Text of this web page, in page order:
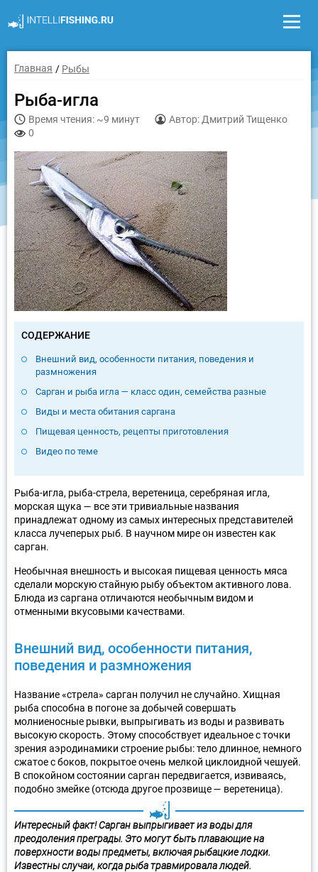
Главная Рыбы
Рыба-игла
Время чтения: ~9 минут
Автор: Дмитрий Тищенко
0
СОДЕРЖАНИЕ
Внешний вид, особенности питания, поведения и
размножения
Сарган и рыба игла — класс один, семейства разные
Виды и места обитания саргана
Пищевая ценность, рецепты приготовления
Видео по теме
Рыба-игла, рыба-стрела, веретеница, серебряная игла,
морская щука — все эти тривиальные названия
принадлежат одному из самых интересных представителей
класса лучеперых рыб. В научном мире он известен как
сарган.
Необычная внешность и высокая пищевая ценность мяса
сделали морскую стайную рыбу объектом активного лова.
Блюда из саргана отличаются необычным видом и
отменными вкусовыми качествами.
Внешний вид, особенности питания,
поведения и размножения
Название «стрела» сарган получил не случайно. Хищная
рыба способна в погоне за добычей совершать
молниеносные рывки, выпрыгивать из воды и развивать
высокую скорость. Этому способствует идеальное с точки
зрения аэродинамики строение рыбы: тело длинное, немного
сжатое с боков, покрытое очень мелкой циклоидной чешуей.
В спокойном состоянии сарган передвигается, извиваясь,
подобно змейке (отсюда другое прозвище — веретеница).
Интересный факт! Сарган выпрыгивает из воды для
преодоления преграды. Это могут быть плавающие на
поверхности воды предметы, включая рыбацкие лодки.
Известны случаи, когда рыба травмировала людей.